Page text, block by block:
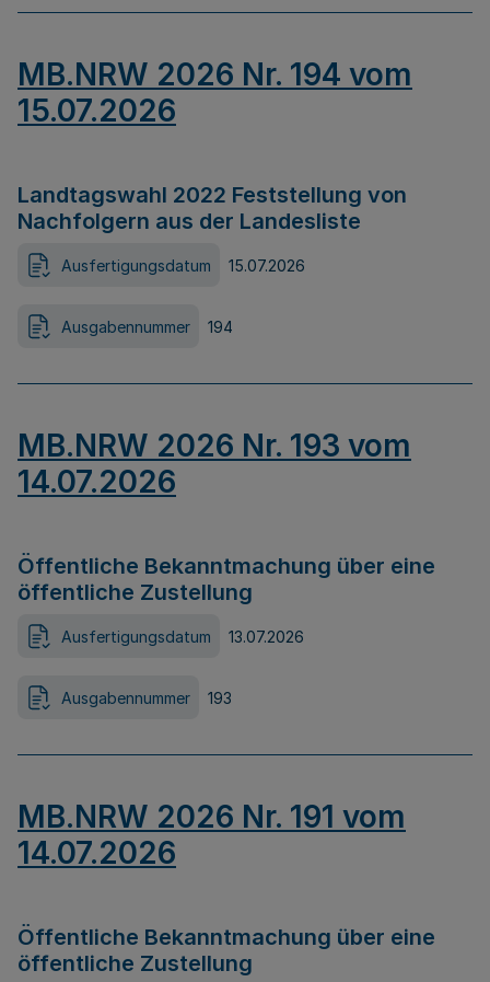
MB.NRW 2026 Nr. 194 vom
15.07.2026
Landtagswahl 2022 Feststellung von
Nachfolgern aus der Landesliste
Ausfertigungsdatum 15.07.2026
Ausgabennummer 194
MB.NRW 2026 Nr. 193 vom
14.07.2026
Öffentliche Bekanntmachung über eine
öffentliche Zustellung
Ausfertigungsdatum 13.07.2026
Ausgabennummer 193
MB.NRW 2026 Nr. 191 vom
14.07.2026
Öffentliche Bekanntmachung über eine
öffentliche Zustellung